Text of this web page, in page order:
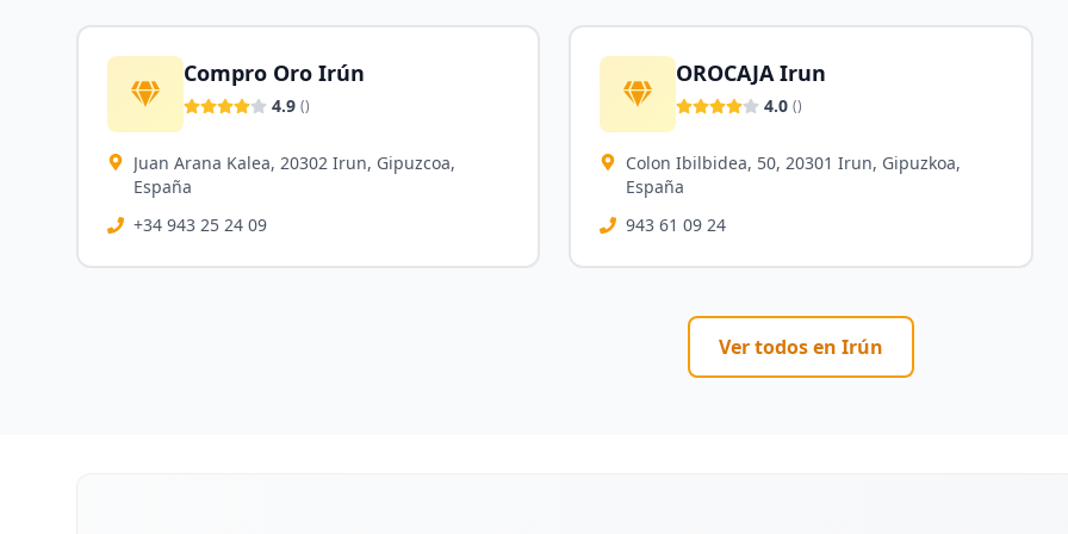
Compro Oro Irún
4.9 ()
Juan Arana Kalea, 20302 Irun, Gipuzcoa,
España
+34 943 25 24 09
OROCAJA Irun
4.0 ()
Colon Ibilbidea, 50, 20301 Irun, Gipuzkoa,
España
943 61 09 24
Ver todos en Irún